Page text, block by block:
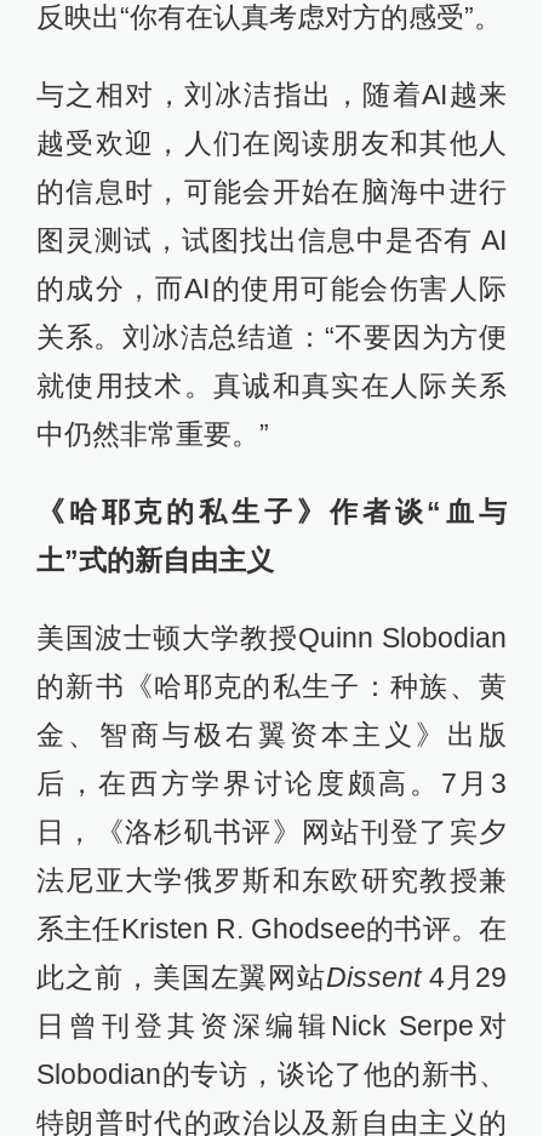
反映出“你有在认真考虑对方的感受”。
与之相对，刘冰洁指出，随着AI越来
越受欢迎，人们在阅读朋友和其他人
的信息时，可能会开始在脑海中进行
图灵测试，试图找出信息中是否有 AI
的成分，而AI的使用可能会伤害人际
关系。刘冰洁总结道：“不要因为方便
就使用技术。真诚和真实在人际关系
中仍然非常重要。”
《哈耶克的私生子》作者谈“血与
土”式的新自由主义
美国波士顿大学教授Quinn Slobodian
的新书《哈耶克的私生子：种族、黄
金、智商与极右翼资本主义》出版
后，在西方学界讨论度颇高。7月3
日，《洛杉矶书评》网站刊登了宾夕
法尼亚大学俄罗斯和东欧研究教授兼
系主任Kristen R. Ghodsee的书评。在
此之前，美国左翼网站Dissent4月29
日曾刊登其资深编辑Nick Serpe对
Slobodian的专访，谈论了他的新书、
特朗普时代的政治以及新自由主义的